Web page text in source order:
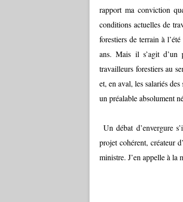
rapport ma conviction
conditions actuelles de
forestiers de terrain à
ans. Mais il s’agit d’un
travailleurs forestiers au
et, en aval, les salariés
un préalable absolument
Un débat d’envergure
projet cohérent, créateur
ministre. J’en appelle à la